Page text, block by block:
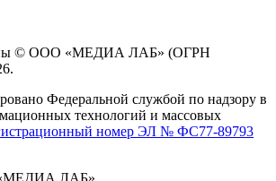
© ООО «МЕДИА ЛАБ» (ОГРН
Федеральной службой по надзору в
технологий и массовых
номер ЭЛ № ФС77-89793
«МЕДИА ЛАБ»